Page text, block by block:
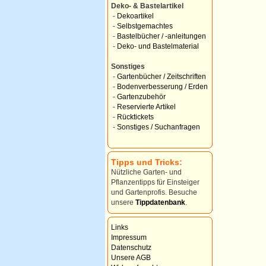
Deko- & Bastelartikel
- Dekoartikel
- Selbstgemachtes
- Bastelbücher / -anleitungen
- Deko- und Bastelmaterial
Sonstiges
- Gartenbücher / Zeitschriften
- Bodenverbesserung / Erden
- Gartenzubehör
- Reservierte Artikel
- Rücktickets
- Sonstiges / Suchanfragen
Tipps und Tricks:
Nützliche Garten- und
Pflanzentipps für Einsteiger
und Gartenprofis. Besuche
unsere Tippdatenbank
Links
Impressum
Datenschutz
Unsere AGB